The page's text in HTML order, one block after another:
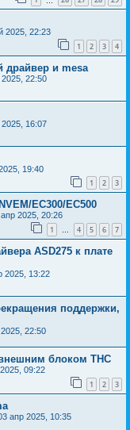
2025, 22:23
1 2 3 4
драйвер и mesa
22:50
16:07
19:40
1 2 3
EC300/EC500
апр 2025, 20:26
1 … 4 5 6 7
ASD275 к плате
2025, 13:22
поддержки,
22:50
блоком THC
09:22
1 2 3
апр 2025, 10:35